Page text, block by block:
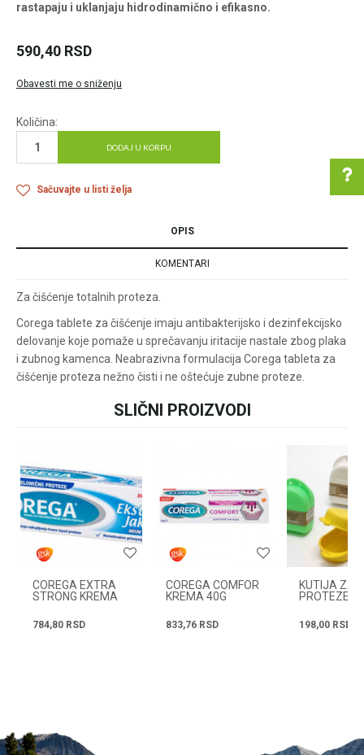
rastapaju i uklanjaju hidrodinamično i efikasno.
590,40 RSD
Obavesti me o sniženju
Količina:
DODAJ U KORPU
Sačuvajte u listi želja
vezi online porudžbine
pišite nam:
customers@oazazdrav
lja.rs
+381631105804
Svakog radnog dana od
08h do 16h
OPIS
KOMENTARI
Za čišćenje totalnih proteza.
Corega tablete za čišćenje imaju antibakterijsko i dezinfekcijsko
delovanje koje pomaže u sprečavanju iritacije nastale zbog plaka
i zubnog kamenca. Neabrazivna formulacija Corega tableta za
čišćenje proteza nežno čisti i ne oštećuje zubne proteze.
Email
Poruka
SLIČNI PROIZVODI
COREGA EXTRA
STRONG KREMA
784,80 RSD
COREGA COMFOR
KREMA 40G
833,76 RSD
KUTIJA ZA
PROTEZE
198,00 RSD